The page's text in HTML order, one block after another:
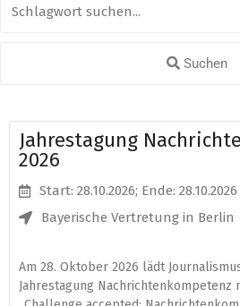
Suchen
Jahrestagung
2026
Start: 28.10.2026; Ende: 28.10.2026
Bayerische Vertretung in Berlin
Am 28. Oktober 2026 lädt
Jahrestagung Nachrichtenkompetenz